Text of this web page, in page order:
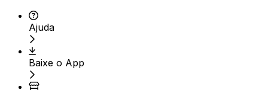
Ajuda
Baixe o App